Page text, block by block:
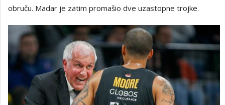
obruču. Madar je zatim promašio dve uzastopne trojke.